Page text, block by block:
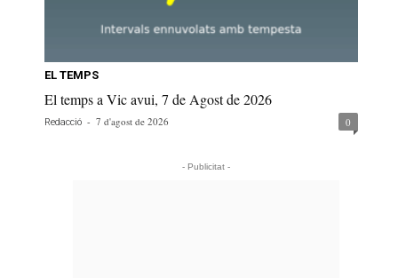
EL TEMPS
El temps a Vic avui, 7 de Agost de 2026
Redacció - 7 d'agost de 2026 0
- Publicitat -